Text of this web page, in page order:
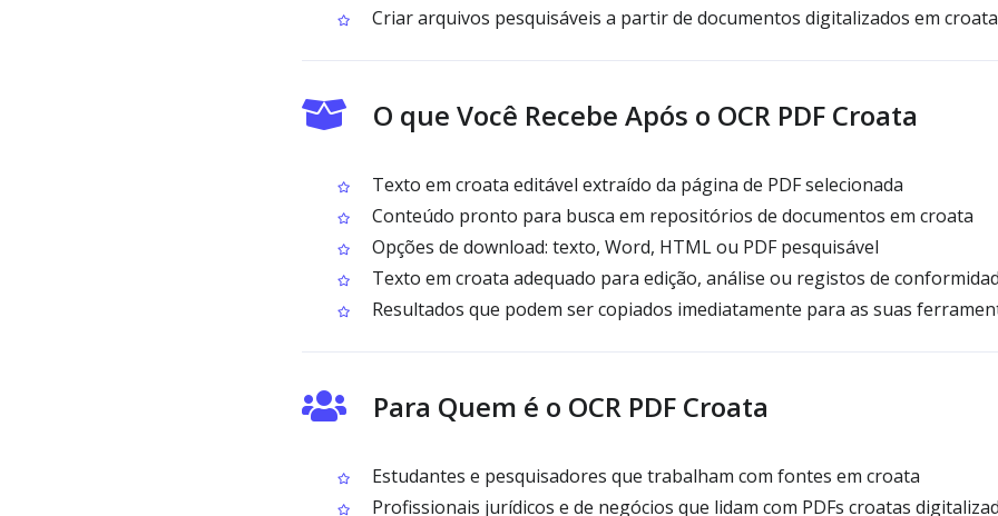
Criar arquivos pesquisáveis a partir de documentos digitalizados em croata
O que Você Recebe Após o OCR PDF Croata
Texto em croata editável extraído da página de PDF selecionada
Conteúdo pronto para busca em repositórios de documentos em croata
Opções de download: texto, Word, HTML ou PDF pesquisável
Texto em croata adequado para edição, análise ou registos de
Resultados que podem ser copiados imediatamente para as suas
Para Quem é o OCR PDF Croata
Estudantes e pesquisadores que trabalham com fontes em croata
Profissionais jurídicos e de negócios que lidam com PDFs croatas